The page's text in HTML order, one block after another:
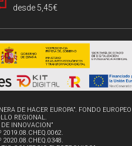
desde 5,45€
DE HACER EUROPA”. FONDO
REGIONAL.
DE INNOVACION”
2019.08.CHEQ.0062.
2020.08.CHEQ.0348.